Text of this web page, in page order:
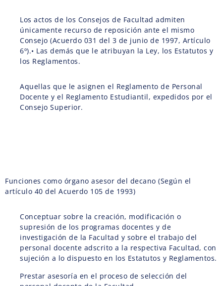
Los actos de los Consejos de Facultad admiten
únicamente recurso de reposición ante el mismo
Consejo (Acuerdo 031 del 3 de junio de 1997, Artículo
6º).• Las demás que le atribuyan la Ley, los Estatutos y
los Reglamentos.
Aquellas que le asignen el Reglamento de Personal
Docente y el Reglamento Estudiantil, expedidos por el
Consejo Superior.
Funciones como órgano asesor del decano (Según el
artículo 40 del Acuerdo 105 de 1993)
Conceptuar sobre la creación, modificación o
supresión de los programas docentes y de
investigación de la Facultad y sobre el trabajo del
personal docente adscrito a la respectiva Facultad, con
sujeción a lo dispuesto en los Estatutos y Reglamentos.
Prestar asesoría en el proceso de selección del